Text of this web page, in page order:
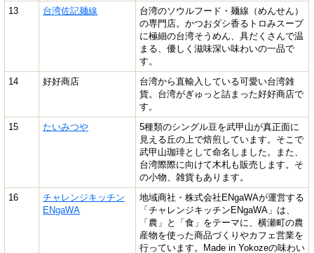
13
台湾佐記麺線
台湾のソウルフード・麺線（めんせん）
の専門店。かつおダシ香るトロみスープ
に極細の台湾そうめん、具だくさんで温
まる、優しく滋味深い味わいの一品で
す。
14
好好商店
台湾から直輸入している可愛い台湾雑
貨。台湾がぎゅっと詰まった好好商店で
す。
15
たいみつや
5種類のシングル豆を武甲山が真正面に
見える丘の上で焙煎しています。そこで
武甲山珈琲として命名しました。また、
台湾際際に向けて木札も販売します。そ
の小物、雑貨もあります。
16
チャレンジキッチン
ENgaWA
地域商社・株式会社ENgaWAが運営する
「チャレンジキッチンENgaWA」は、
「農」と「食」をテーマに、横瀬町の農
産物を使った商品づくりやカフェ営業を
行っています。Made in Yokozeの味わい